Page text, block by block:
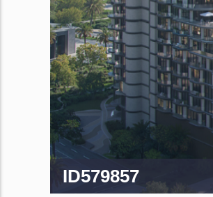
ID579857